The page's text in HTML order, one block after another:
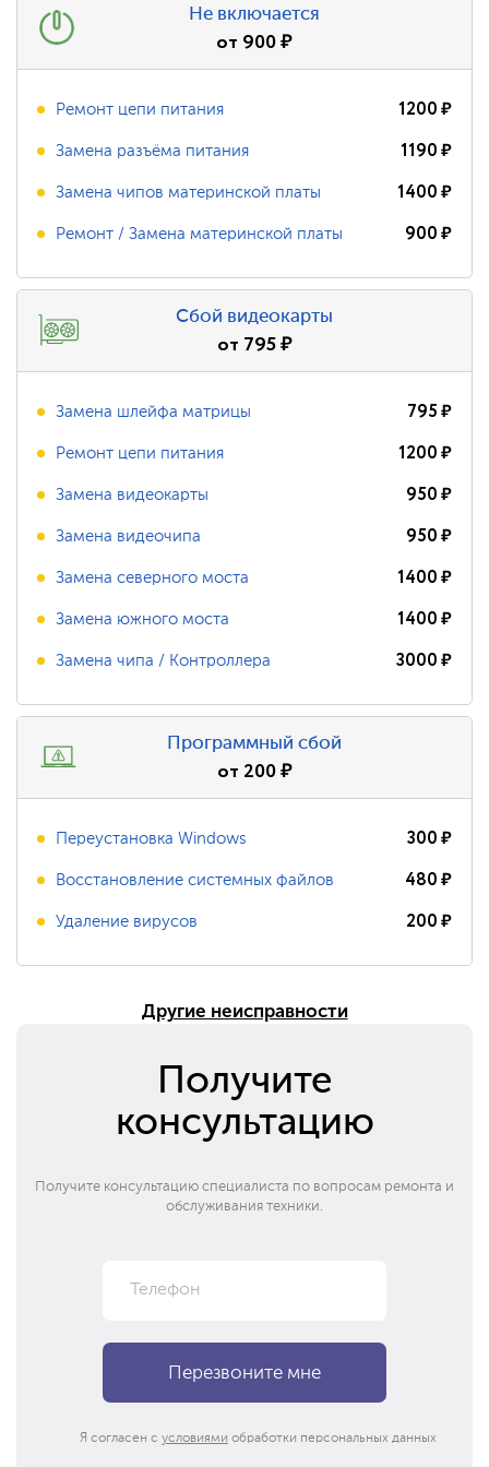
Не включается
от 900₽
Ремонт цепи питания 1200₽
Замена разъёма питания 1190₽
Замена чипов материнской платы 1400₽
Ремонт / Замена материнской платы 900₽
Сбой видеокарты
от 795₽
Замена шлейфа матрицы 795₽
Ремонт цепи питания 1200₽
Замена видеокарты 950₽
Замена видеочипа 950₽
Замена северного моста 1400₽
Замена южного моста 1400₽
Замена чипа / Контроллера 3000₽
Программный сбой
от 200₽
Переустановка Windows 300₽
Восстановление системных файлов 480₽
Удаление вирусов 200₽
Другие неисправности
Получите
консультацию
Получите консультацию специалиста по вопросам ремонта и
обслуживания техники.
Я согласен с условиями обработки персональных данных